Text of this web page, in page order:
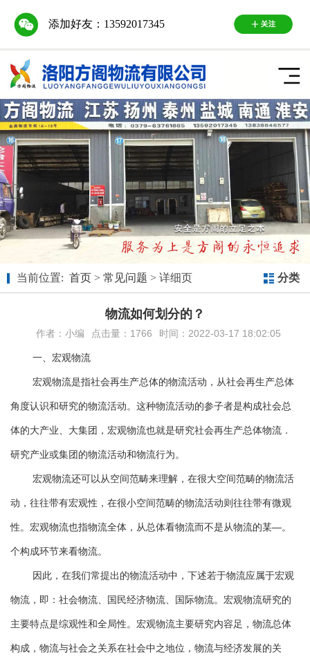
添加好友： 13592017345
分类
当前位置: 首页 > 常见问题 > 详细页
物流如何划分的？
作者：小编 点击量：1766 时间：2022-03-17 18:02:05
一、宏观物流
宏观物流是指社会再生产总体的物流活动，从社会再生产总体
角度认识和研究的物流活动。这种物流活动的参子者是构成社会总
体的大产业、大集团，宏观物流也就是研究社会再生产总体物流．
研究产业或集团的物流活动和物流行为。
宏观物流还可以从空间范畴来理解，在很大空间范畴的物流活
动，往往带有宏观性，在很小空间范畴的物流活动则往往带有微观
性。宏观物流也指物流全体，从总体看物流而不是从物流的某—。
个构成环节来看物流。
因此，在我们常提出的物流活动中，下述若于物流应属于宏观
物流，即：社会物流、国民经济物流、国际物流。宏观物流研究的
主要特点是综观性和全局性。宏观物流主要研究内容足，物流总体
构成，物流与社会之关系在社会中之地位，物流与经济发展的关